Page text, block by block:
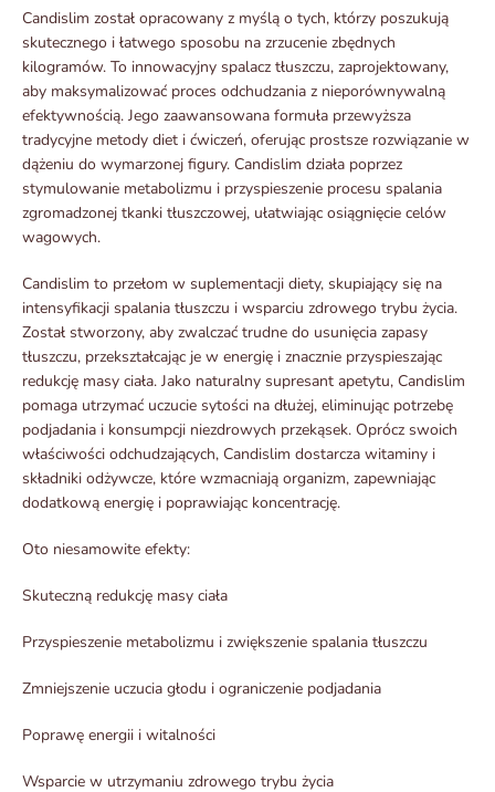
Candislim został opracowany z myślą o tych, którzy poszukują
skutecznego i łatwego sposobu na zrzucenie zbędnych
kilogramów. To innowacyjny spalacz tłuszczu, zaprojektowany,
aby maksymalizować proces odchudzania z nieporównywalną
efektywnością. Jego zaawansowana formuła przewyższa
tradycyjne metody diet i ćwiczeń, oferując prostsze rozwiązanie w
dążeniu do wymarzonej figury. Candislim działa poprzez
stymulowanie metabolizmu i przyspieszenie procesu spalania
zgromadzonej tkanki tłuszczowej, ułatwiając osiągnięcie celów
wagowych.
Candislim to przełom w suplementacji diety, skupiający się na
intensyfikacji spalania tłuszczu i wsparciu zdrowego trybu życia.
Został stworzony, aby zwalczać trudne do usunięcia zapasy
tłuszczu, przekształcając je w energię i znacznie przyspieszając
redukcję masy ciała. Jako naturalny supresant apetytu, Candislim
pomaga utrzymać uczucie sytości na dłużej, eliminując potrzebę
podjadania i konsumpcji niezdrowych przekąsek. Oprócz swoich
właściwości odchudzających, Candislim dostarcza witaminy i
składniki odżywcze, które wzmacniają organizm, zapewniając
dodatkową energię i poprawiając koncentrację.
Oto niesamowite efekty:
Skuteczną redukcję masy ciała
Przyspieszenie metabolizmu i zwiększenie spalania tłuszczu
Zmniejszenie uczucia głodu i ograniczenie podjadania
Poprawę energii i witalności
Wsparcie w utrzymaniu zdrowego trybu życia